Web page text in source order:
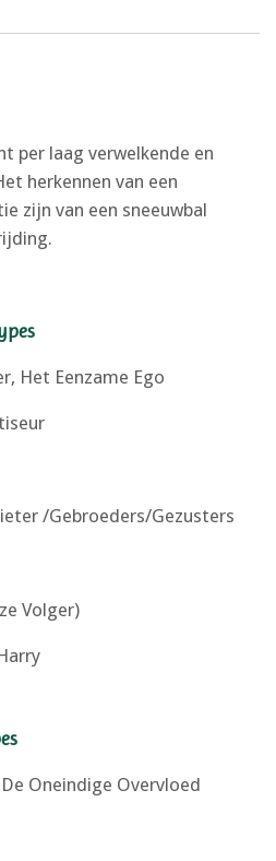
per laag verwelkende en
herkennen van een
zijn van een sneeuwbal
Het Eenzame Ego
/Gebroeders/Gezusters
Volger)
Oneindige Overvloed